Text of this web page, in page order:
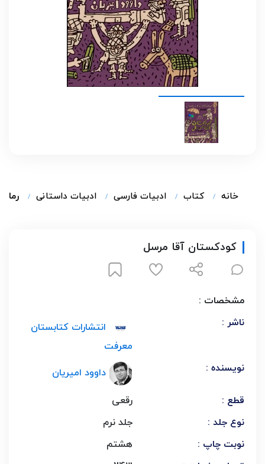
خانه کتاب ادبیات فارسی ادبیات داستانی رمان
کودکستان آقا مرسل
مشخصات :
ناشر :
انتشارات کتابستان
معرفت
نویسنده :
داوود امیریان
قطع :
رقعی
نوع جلد :
جلد نرم
نوبت چاپ :
هشتم